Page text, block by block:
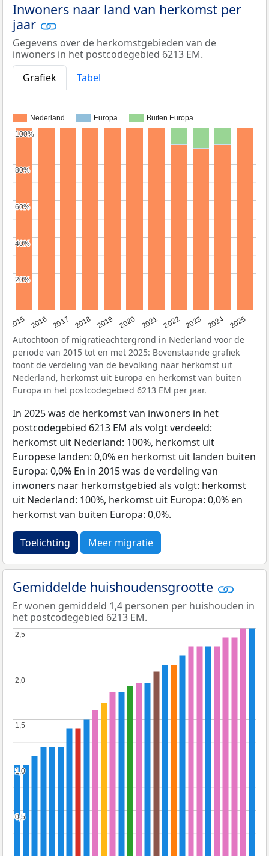
Inwoners naar land van herkomst per
jaar
Gegevens over de herkomstgebieden van de
inwoners in het postcodegebied 6213 EM.
Grafiek
Tabel
Nederland Europa Buiten Europa
2015 2016 2017 2018 2019 2020 2021 2022 2023 2024 2025
20%
20%
40%
40%
60%
60%
80%
80%
100%
100%
Autochtoon of migratieachtergrond in Nederland voor de
periode van 2015 tot en met 2025: Bovenstaande grafiek
toont de verdeling van de bevolking naar herkomst uit
Nederland, herkomst uit Europa en herkomst van buiten
Europa in het postcodegebied 6213 EM per jaar.
In 2025 was de herkomst van inwoners in het
postcodegebied 6213 EM als volgt verdeeld:
herkomst uit Nederland: 100%, herkomst uit
Europese landen: 0,0% en herkomst uit landen buiten
Europa: 0,0% En in 2015 was de verdeling van
inwoners naar herkomstgebied als volgt: herkomst
uit Nederland: 100%, herkomst uit Europa: 0,0% en
herkomst van buiten Europa: 0,0%.
Toelichting Meer migratie
Gemiddelde huishoudensgrootte
Er wonen gemiddeld 1,4 personen per huishouden in
het postcodegebied 6213 EM.
0,5
0,5
1,0
1,0
1,5
1,5
2,0
2,0
2,5
2,5